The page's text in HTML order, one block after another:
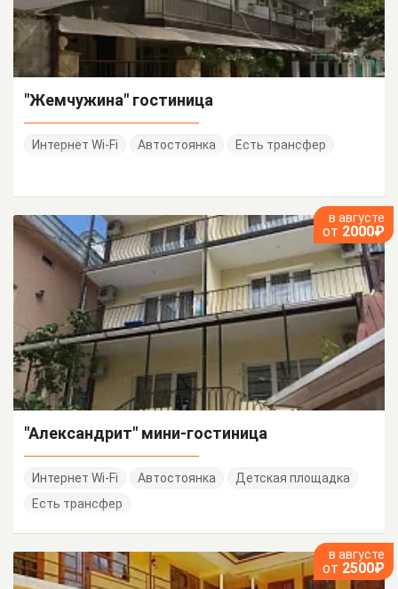
"Жемчужина" гостиница
Интернет Wi-Fi Автостоянка Есть трансфер
в августе
от 2000₽
"Александрит" мини-гостиница
Интернет Wi-Fi Автостоянка
Детская площадка
Есть трансфер
в августе
от 2500₽